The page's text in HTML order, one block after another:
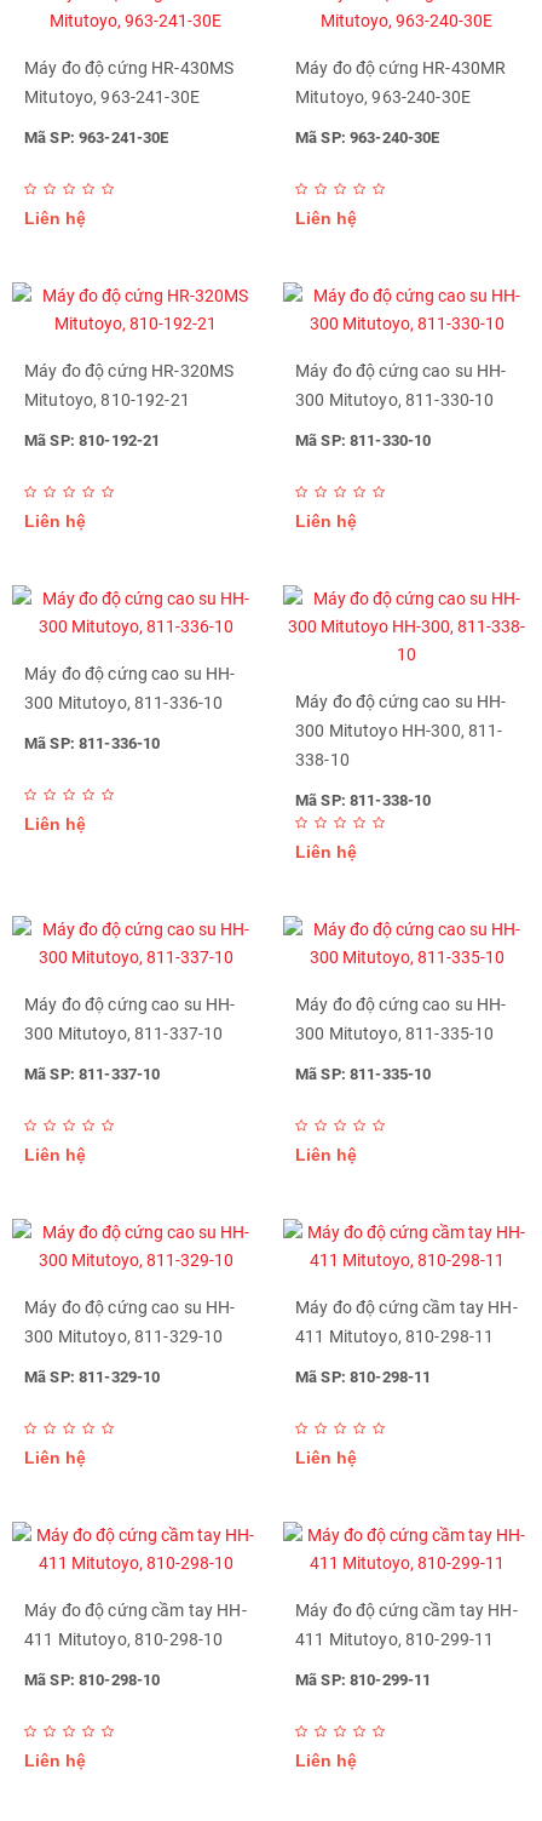
Máy đo độ cứng HR-430MS
Mitutoyo, 963-241-30E
Mã SP: 963-241-30E
Liên hệ
Máy đo độ cứng HR-430MR
Mitutoyo, 963-240-30E
Mã SP: 963-240-30E
Liên hệ
Máy đo độ cứng HR-320MS
Mitutoyo, 810-192-21
Mã SP: 810-192-21
Liên hệ
Máy đo độ cứng cao su HH-
300 Mitutoyo, 811-330-10
Mã SP: 811-330-10
Liên hệ
Máy đo độ cứng cao su HH-
300 Mitutoyo, 811-336-10
Mã SP: 811-336-10
Liên hệ
Máy đo độ cứng cao su HH-
300 Mitutoyo HH-300, 811-
338-10
Mã SP: 811-338-10
Liên hệ
Máy đo độ cứng cao su HH-
300 Mitutoyo, 811-337-10
Mã SP: 811-337-10
Liên hệ
Máy đo độ cứng cao su HH-
300 Mitutoyo, 811-335-10
Mã SP: 811-335-10
Liên hệ
Máy đo độ cứng cao su HH-
300 Mitutoyo, 811-329-10
Mã SP: 811-329-10
Liên hệ
Máy đo độ cứng cầm tay HH-
411 Mitutoyo, 810-298-11
Mã SP: 810-298-11
Liên hệ
Máy đo độ cứng cầm tay HH-
411 Mitutoyo, 810-298-10
Mã SP: 810-298-10
Liên hệ
Máy đo độ cứng cầm tay HH-
411 Mitutoyo, 810-299-11
Mã SP: 810-299-11
Liên hệ